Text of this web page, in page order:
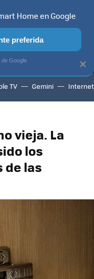
NUEVO
TV
TV Gemini Internet
vieja. La
los
las
×
Home en Google
preferida
Google